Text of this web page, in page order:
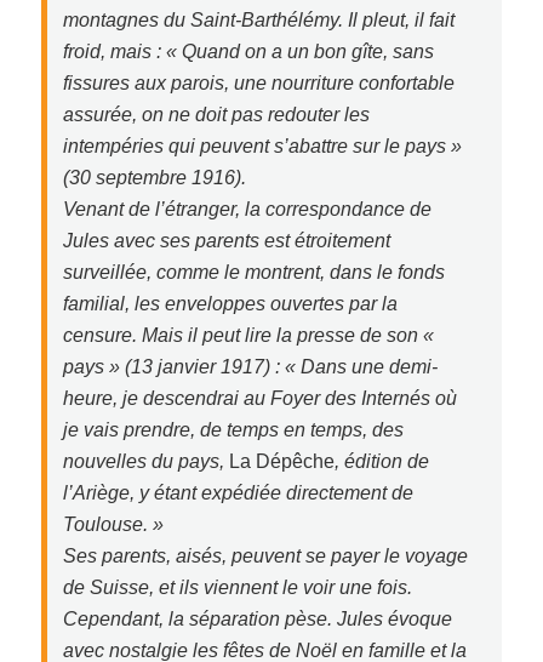
montagnes du Saint-Barthélémy. Il pleut, il fait
froid, mais : « Quand on a un bon gîte, sans
fissures aux parois, une nourriture confortable
assurée, on ne doit pas redouter les
intempéries qui peuvent s’abattre sur le pays »
(30 septembre 1916).
Venant de l’étranger, la correspondance de
Jules avec ses parents est étroitement
surveillée, comme le montrent, dans le fonds
familial, les enveloppes ouvertes par la
censure. Mais il peut lire la presse de son «
pays » (13 janvier 1917) : « Dans une demi-
heure, je descendrai au Foyer des Internés où
je vais prendre, de temps en temps, des
nouvelles du pays, La Dépêche, édition de
l’Ariège, y étant expédiée directement de
Toulouse. »
Ses parents, aisés, peuvent se payer le voyage
de Suisse, et ils viennent le voir une fois.
Cependant, la séparation pèse. Jules évoque
avec nostalgie les fêtes de Noël en famille et la